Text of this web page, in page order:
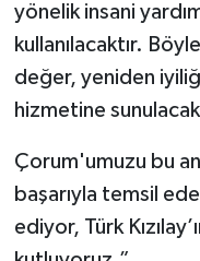
yönelik insani
kullanılacaktır.
değer, yeniden
hizmetine
Çorum'umuzu bu
başarıyla temsil
ediyor, Türk